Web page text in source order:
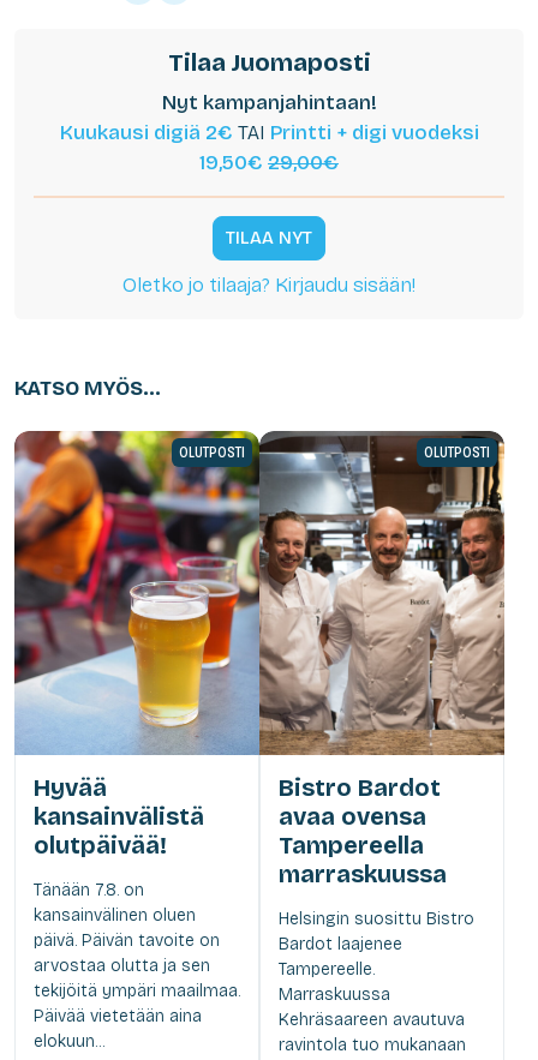
Tilaa Juomaposti
Nyt kampanjahintaan!
Kuukausi digiä 2€ TAI Printti + digi vuodeksi
19,50€ 29,00€
TILAA NYT
Oletko jo tilaaja? Kirjaudu sisään!
KATSO MYÖS...
OLUTPOSTI
Hyvää
kansainvälistä
olutpäivää!
Tänään 7.8. on
kansainvälinen oluen
päivä. Päivän tavoite on
arvostaa olutta ja sen
tekijöitä ympäri maailmaa.
Päivää vietetään aina
elokuun...
OLUTPOSTI
Bistro Bardot
avaa ovensa
Tampereella
marraskuussa
Helsingin suosittu Bistro
Bardot laajenee
Tampereelle.
Marraskuussa
Kehräsaareen avautuva
ravintola tuo mukanaan